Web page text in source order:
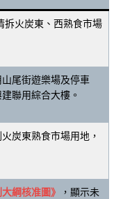
拆火炭東、西熟食市場
尾街遊樂場及停車
聯用綜合大樓。
炭東熟食市場用地，
綱核准圖》
，顯示未